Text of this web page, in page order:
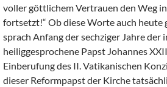
voller göttlichem Vertrauen den Weg
fortsetzt!“ Ob diese Worte auch heute
sprach Anfang der sechziger Jahre der
heiliggesprochene Papst Johannes
Einberufung des II. Vatikanischen
dieser Reformpapst der Kirche